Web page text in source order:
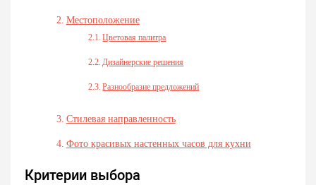
Местоположение
Цветовая палитра
Дизайнерские решения
Разнообразие предложений
Стилевая направленность
Фото красивых настенных часов для кухни
Критерии выбора